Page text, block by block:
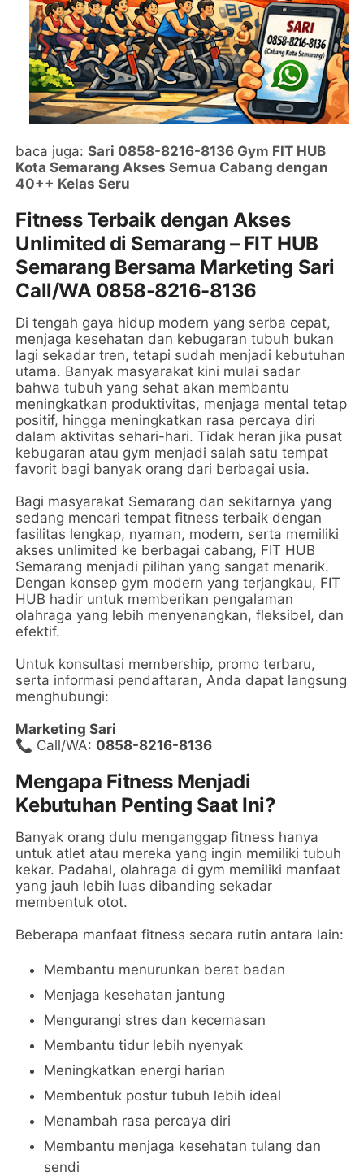
baca juga:Sari 0858-8216-8136 Gym FIT HUB
Kota Semarang Akses Semua Cabang dengan
40++ Kelas Seru
Fitness Terbaik dengan Akses
Unlimited di Semarang – FIT HUB
Semarang Bersama Marketing Sari
Call/WA 0858-8216-8136
Di tengah gaya hidup modern yang serba cepat,
menjaga kesehatan dan kebugaran tubuh bukan
lagi sekadar tren, tetapi sudah menjadi kebutuhan
utama. Banyak masyarakat kini mulai sadar
bahwa tubuh yang sehat akan membantu
meningkatkan produktivitas, menjaga mental tetap
positif, hingga meningkatkan rasa percaya diri
dalam aktivitas sehari-hari. Tidak heran jika pusat
kebugaran atau gym menjadi salah satu tempat
favorit bagi banyak orang dari berbagai usia.
Bagi masyarakat Semarang dan sekitarnya yang
sedang mencari tempat fitness terbaik dengan
fasilitas lengkap, nyaman, modern, serta memiliki
akses unlimited ke berbagai cabang, FIT HUB
Semarang menjadi pilihan yang sangat menarik.
Dengan konsep gym modern yang terjangkau, FIT
HUB hadir untuk memberikan pengalaman
olahraga yang lebih menyenangkan, fleksibel, dan
efektif.
Untuk konsultasi membership, promo terbaru,
serta informasi pendaftaran, Anda dapat langsung
menghubungi:
Marketing Sari
📞 Call/WA: 0858-8216-8136
Mengapa Fitness Menjadi
Kebutuhan Penting Saat Ini?
Banyak orang dulu menganggap fitness hanya
untuk atlet atau mereka yang ingin memiliki tubuh
kekar. Padahal, olahraga di gym memiliki manfaat
yang jauh lebih luas dibanding sekadar
membentuk otot.
Beberapa manfaat fitness secara rutin antara lain:
Membantu menurunkan berat badan
Menjaga kesehatan jantung
Mengurangi stres dan kecemasan
Membantu tidur lebih nyenyak
Meningkatkan energi harian
Membentuk postur tubuh lebih ideal
Menambah rasa percaya diri
Membantu menjaga kesehatan tulang dan
sendi